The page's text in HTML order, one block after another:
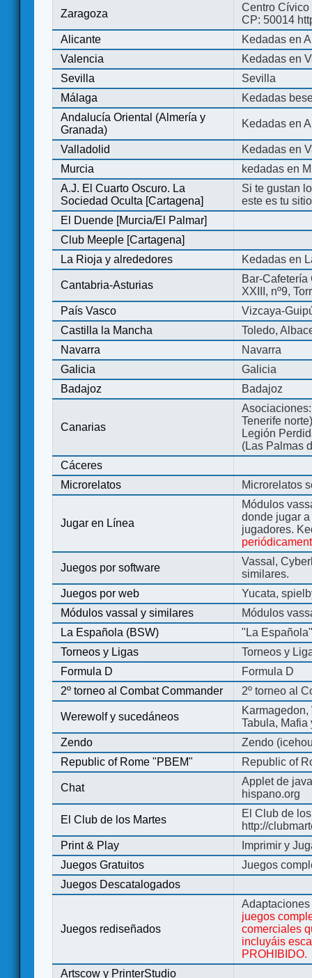
Zaragoza
Centro Cívico
CP: 50014
Alicante
Kedadas en
Valencia
Kedadas en
Sevilla
Sevilla
Málaga
Kedadas
Andalucía Oriental (Almería y
Granada)
Kedadas en
Valladolid
Kedadas en
Murcia
kedadas en
A.J. El Cuarto Oscuro. La
Sociedad Oculta [Cartagena]
Si te gustan
este es tu
El Duende [Murcia/El Palmar]
Club Meeple [Cartagena]
La Rioja y alrededores
Kedadas en
Cantabria-Asturias
Bar-
XXIII, nº9,
País Vasco
Vizcaya-
Castilla la Mancha
Toledo,
Navarra
Navarra
Galicia
Galicia
Badajoz
Badajoz
Canarias
Tenerife
Legión
(Las Palmas
Cáceres
Microrelatos
Microrelatos
Jugar en Línea
Módulos
donde jugar
jugadores.
Juegos por software
Vassal,
similares.
Juegos por web
Yucata,
Módulos vassal y similares
Módulos
La Española (BSW)
"La
Torneos y Ligas
Torneos y
Formula D
Formula D
2º torneo al Combat Commander
2º torneo al
Werewolf y sucedáneos
Tabula, Mafia
Zendo
Zendo
Republic of Rome "PBEM"
Republic of
Chat
Applet de
hispano.org
El Club de los Martes
El Club de
http://
Print & Play
Imprimir y
Juegos Gratuitos
Juegos
Juegos Descatalogados
Juegos rediseñados
juegos
comerciales
incluyáis
PROHIBIDO.
Artscow y PrinterStudio